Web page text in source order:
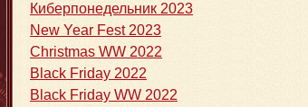
Киберпонедельник 2023
New Year Fest 2023
Christmas WW 2022
Black Friday 2022
Black Friday WW 2022